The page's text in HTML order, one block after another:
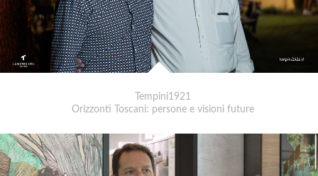
Tempini1921
Orizzonti Toscani: persone e visioni future